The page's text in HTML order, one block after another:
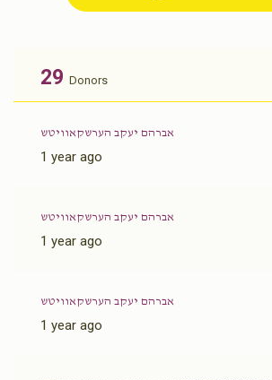
29 Donors
אברהם יעקב הערשקאוויטש
1 year ago
אברהם יעקב הערשקאוויטש
1 year ago
אברהם יעקב הערשקאוויטש
1 year ago